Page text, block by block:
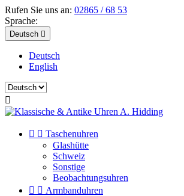
Rufen Sie uns an: 02865 / 68 53
Sprache:
Deutsch 
Deutsch
English

  Taschenuhren
Glashütte
Schweiz
Sonstige
Beobachtungsuhren
  Armbanduhren